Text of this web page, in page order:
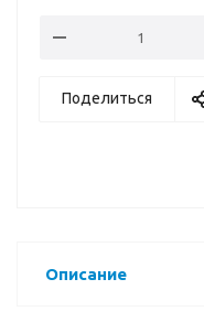
Поделиться
Описание